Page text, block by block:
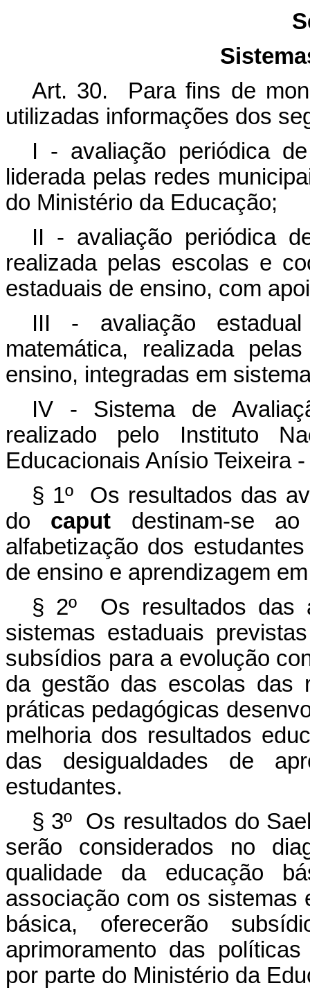
Art. 30. Para fins de
utilizadas informações dos
I - avaliação periódica
liderada pelas redes
do Ministério da Educação;
II - avaliação periódica
realizada pelas escolas e
estaduais de ensino, com
III - avaliação
matemática, realizada
ensino, integradas em
IV - Sistema de
realizado pelo Instituto
Educacionais Anísio Teixeira
§ 1º Os resultados das
do caput destinam-se
alfabetização dos
de ensino e aprendizagem
§ 2º Os resultados das
sistemas estaduais
subsídios para a evolução
da gestão das escolas das
práticas pedagógicas
melhoria dos resultados
das desigualdades de
estudantes.
§ 3º Os resultados do
serão considerados no
qualidade da educação
associação com os sistemas
básica, oferecerão
aprimoramento das
por parte do Ministério da